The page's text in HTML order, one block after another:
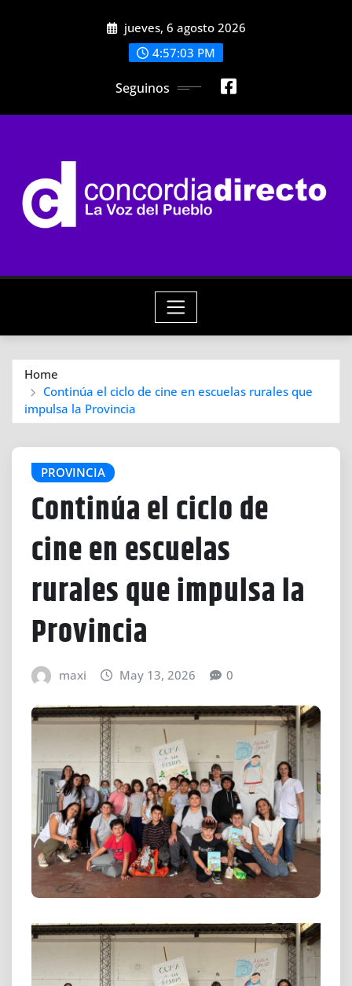
jueves, 6 agosto 2026
4:57:05 PM
Seguinos
Home
Continúa el ciclo de cine en escuelas rurales que
impulsa la Provincia​
PROVINCIA
Continúa el ciclo de
cine en escuelas
rurales que impulsa la
Provincia​
maxi May 13, 2026 0